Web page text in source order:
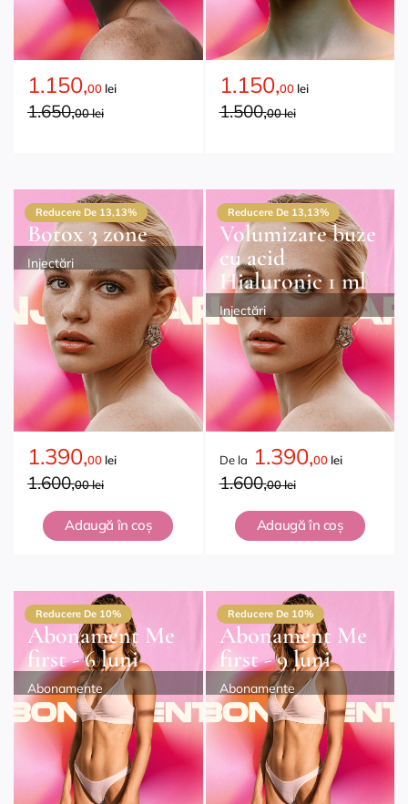
1.150,00 lei
1.650,00 lei
1.150,00lei
1.500,00 lei
Reducere De 13,13%
Botox 3 zone
Injectări
1.390,00 lei
1.600,00 lei
Adaugă în coș
Reducere De 13,13%
Volumizare buze
cu acid
Hialuronic 1 ml
Injectări
De la 1.390,00lei
1.600,00 lei
Adaugă în coș
Reducere De 10%
Abonament Me
first - 6 luni
Abonamente
Reducere De 10%
Abonament Me
first - 9 luni
Abonamente